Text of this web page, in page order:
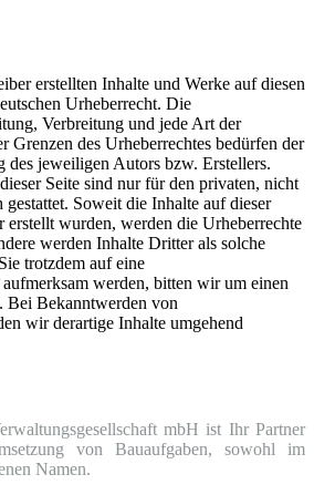
erstellten Inhalte und Werke auf diesen
Urheberrecht. Die
Verbreitung und jede Art der
Grenzen des Urheberrechtes bedürfen der
des jeweiligen Autors bzw. Erstellers.
Seite sind nur für den privaten, nicht
Soweit die Inhalte auf dieser
erstellt wurden, werden die Urheberrechte
werden Inhalte Dritter als solche
trotzdem auf eine
werden, bitten wir um einen
Bei Bekanntwerden von
wir derartige Inhalte umgehend
mbH ist Ihr Partner
von Bauaufgaben, sowohl im
Namen.